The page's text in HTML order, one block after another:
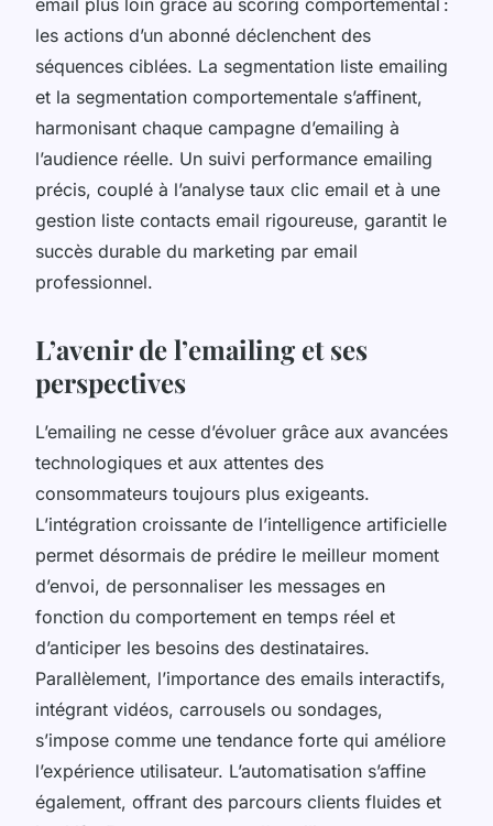
les actions d’un abonné déclenchent des
séquences ciblées. La segmentation liste emailing
et la segmentation comportementale s’affinent,
harmonisant chaque campagne d’emailing à
l’audience réelle. Un suivi performance emailing
précis, couplé à l’analyse taux clic email et à une
gestion liste contacts email rigoureuse, garantit le
succès durable du marketing par email
professionnel.
L’avenir de l’emailing et ses
perspectives
L’emailing ne cesse d’évoluer grâce aux avancées
technologiques et aux attentes des
consommateurs toujours plus exigeants.
L’intégration croissante de l’intelligence artificielle
permet désormais de prédire le meilleur moment
d’envoi, de personnaliser les messages en
fonction du comportement en temps réel et
d’anticiper les besoins des destinataires.
Parallèlement, l’importance des emails interactifs,
intégrant vidéos, carrousels ou sondages,
s’impose comme une tendance forte qui améliore
l’expérience utilisateur. L’automatisation s’affine
également, offrant des parcours clients fluides et